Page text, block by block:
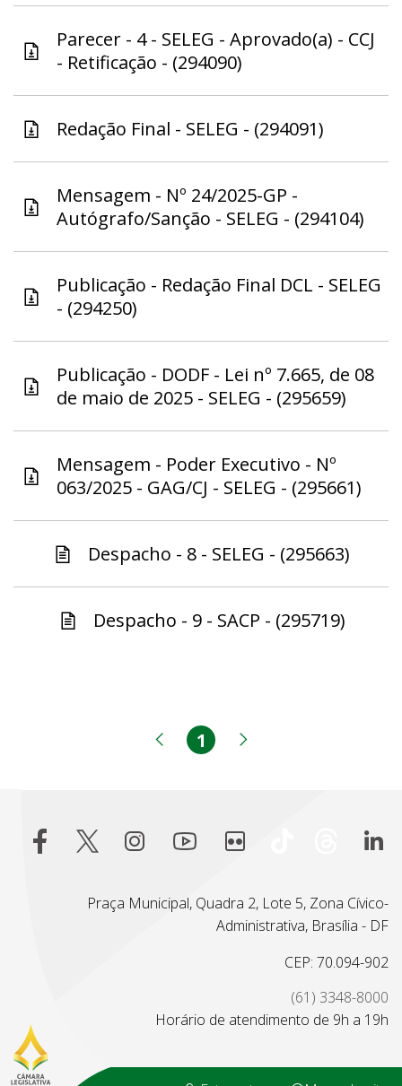
Parecer - 4 - SELEG - Aprovado(a) - CCJ
- Retificação - (294090)
Redação Final - SELEG - (294091)
Mensagem - Nº 24/2025-GP -
Autógrafo/Sanção - SELEG - (294104)
Publicação - Redação Final DCL - SELEG
- (294250)
Publicação - DODF - Lei nº 7.665, de 08
de maio de 2025 - SELEG - (295659)
Mensagem - Poder Executivo - Nº
063/2025 - GAG/CJ - SELEG - (295661)
Despacho - 8 - SELEG - (295663)
Despacho - 9 - SACP - (295719)
Página anterior
Página
1
Praça Municipal, Quadra 2, Lote 5, Zona Cívico-
Administrativa, Brasília - DF
CEP: 70.094-902
(61) 3348-8000
Horário de atendimento de 9h a 19h